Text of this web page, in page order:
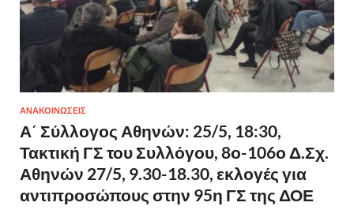
ΑΝΑΚΟΙΝΩΣΕΙΣ
Α΄ Σύλλογος Αθηνών: 25/5, 18:30,
Τακτική ΓΣ του Συλλόγου, 8ο-106ο Δ.Σχ.
Αθηνών 27/5, 9.30-18.30, εκλογές για
αντιπροσώπους στην 95η ΓΣ της ΔΟΕ